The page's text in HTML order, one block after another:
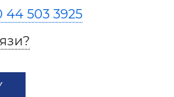
44 503 3925